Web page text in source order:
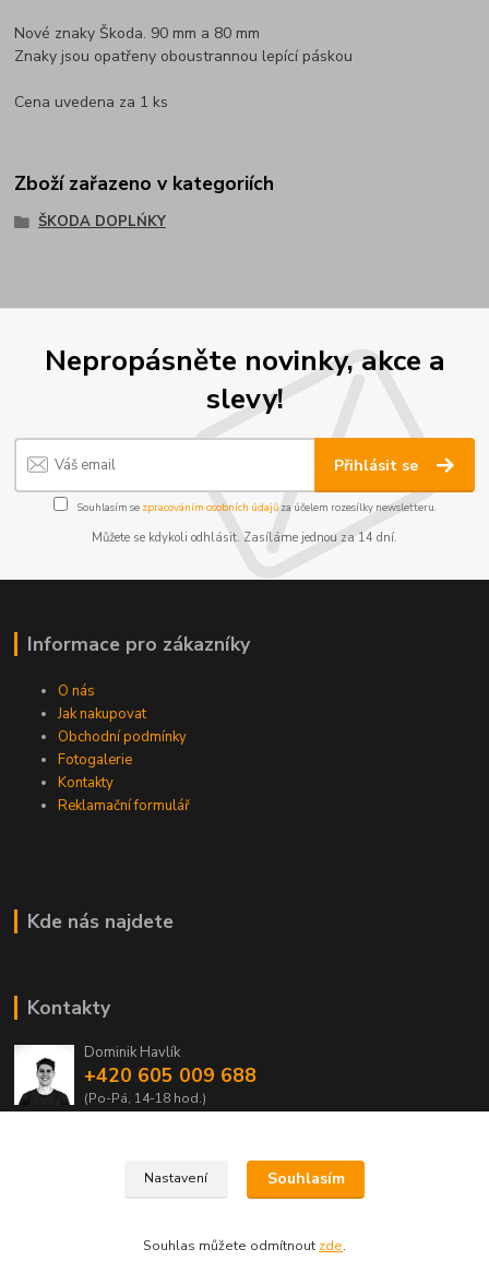
Nové znaky Škoda. 90 mm a 80 mm
Znaky jsou opatřeny oboustrannou lepící páskou
Cena uvedena za 1 ks
Zboží zařazeno v kategoriích
ŠKODA DOPLŃKY
Nepropásněte novinky, akce a
slevy!
Přihlásit se
Souhlasím se zpracováním osobních údajůza účelem rozesílky newsletteru.
Můžete se kdykoli odhlásit. Zasíláme jednou za 14 dní.
Informace pro zákazníky
O nás
Jak nakupovat
Obchodní podmínky
Fotogalerie
Kontakty
Reklamační formulář
Kde nás najdete
Kontakty
Dominik Havlík
+420 605 009 688
(Po-Pá, 14-18 hod.)
Nastavení Souhlasím
Souhlas můžete odmítnout zde.